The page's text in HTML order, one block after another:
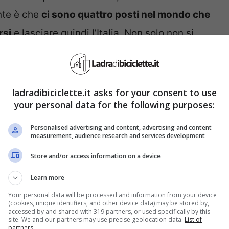
è che ci sono quattro posti nel mondo che
e lasciare quindi l’Italia. Non solo non si
4 posti offrono soldi a
popolazione, lacittadina di Albiden in
fino a 60mila euroa chi decide di andare
sono un po’ stringenti visto che
e che abbiano un permesso di soggiorno
presentare un progetto di costruzione di
ladradibiciclette.it asks for your consent to use
your personal data for the following purposes:
Personalised advertising and content, advertising and content
measurement, audience research and services development
Store and/or access information on a device
Learn more
Your personal data will be processed and information from your device
(cookies, unique identifiers, and other device data) may be stored by,
accessed by and shared with 319 partners, or used specifically by this
site. We and our partners may use precise geolocation data. List of